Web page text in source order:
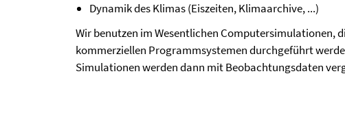
Dynamik des Klimas (Eiszeiten, Klimaarchive, ...)
Wir benutzen im Wesentlichen Computersimulationen,
kommerziellen Programmsystemen durchgeführt
Simulationen werden dann mit Beobachtungsdaten